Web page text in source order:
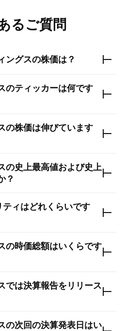
るご質問
ングスの株価は？
のティッカーは何です
の株価は伸びています
の史上最高値および史上
？
ィはどれくらいです
の時価総額はいくらです
では決算報告をリリース
の次回の決算発表日はい